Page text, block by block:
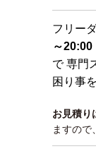
フリー
～
で 専門
困り事
お見積り
ますので